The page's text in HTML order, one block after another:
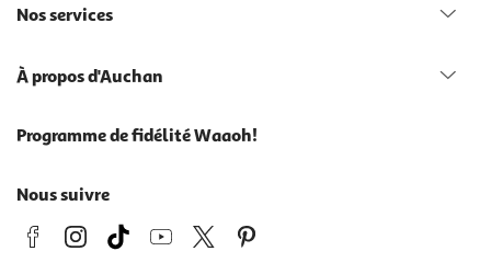
Nos services
À propos d'Auchan
Programme de fidélité Waaoh!
Nous suivre